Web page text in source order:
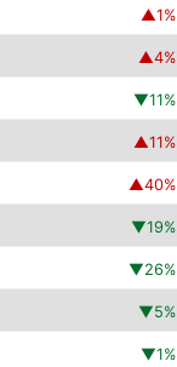
▲1%
▲4%
▼11%
▲11%
▲40%
▼19%
▼26%
▼5%
▼1%